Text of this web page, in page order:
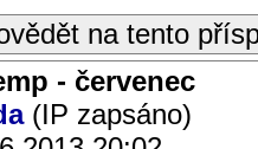
na tento
- červenec
(IP zapsáno)